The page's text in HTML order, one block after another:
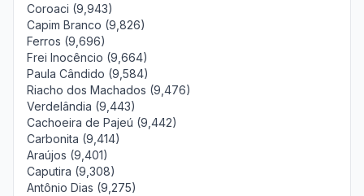
Coroaci (9,943)
Capim Branco (9,826)
Ferros (9,696)
Frei Inocêncio (9,664)
Paula Cândido (9,584)
Riacho dos Machados (9,476)
Verdelândia (9,443)
Cachoeira de Pajeú (9,442)
Carbonita (9,414)
Araújos (9,401)
Caputira (9,308)
Antônio Dias (9,275)